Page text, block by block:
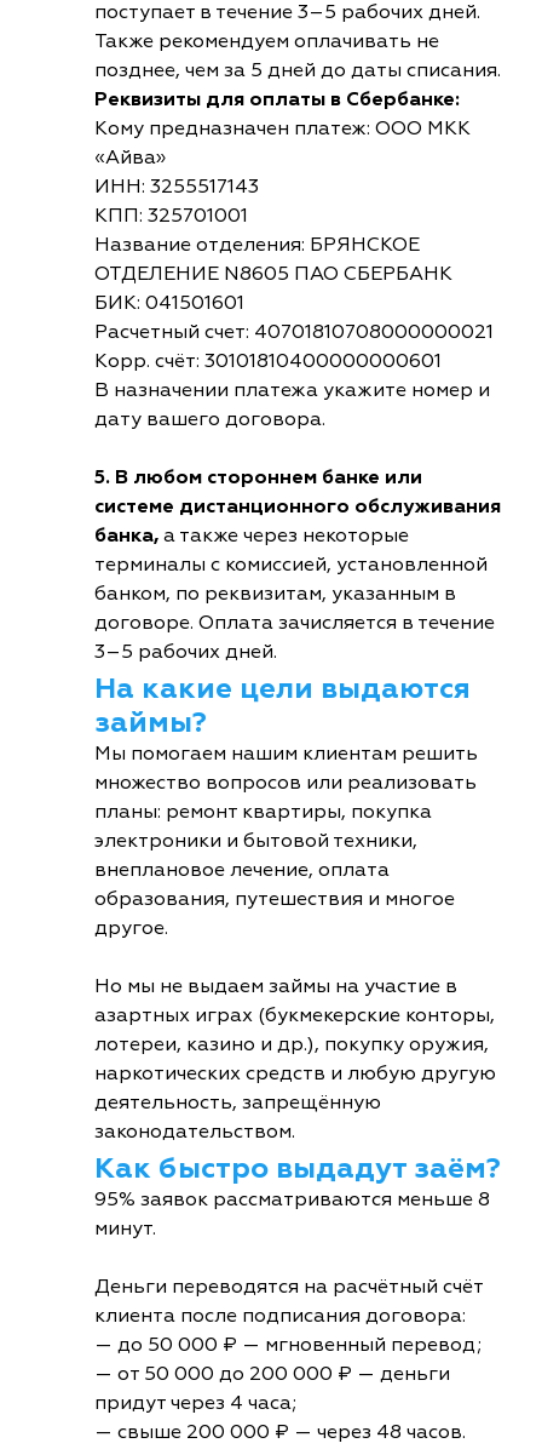
поступает в течение 3–5 рабочих дней.
Также рекомендуем оплачивать не
позднее, чем за 5 дней до даты списания.
Реквизиты для оплаты в Сбербанке:
Кому предназначен платеж: ООО МКК
«Айва»
ИНН: 3255517143
КПП: 325701001
Название отделения: БРЯНСКОЕ
ОТДЕЛЕНИЕ N8605 ПАО СБЕРБАНК
БИК: 041501601
Расчетный счет: 40701810708000000021
Корр. счёт: 30101810400000000601
В назначении платежа укажите номер и
дату вашего договора.
5. В любом стороннем банке или
системе дистанционного обслуживания
банка, а также через некоторые
терминалы с комиссией, установленной
банком, по реквизитам, указанным в
договоре. Оплата зачисляется в течение
3–5 рабочих дней.
На какие цели выдаются
займы?
Мы помогаем нашим клиентам решить
множество вопросов или реализовать
планы: ремонт квартиры, покупка
электроники и бытовой техники,
внеплановое лечение, оплата
образования, путешествия и многое
другое.
Но мы не выдаем займы на участие в
азартных играх (букмекерские конторы,
лотереи, казино и др.), покупку оружия,
наркотических средств и любую другую
деятельность, запрещённую
законодательством.
Как быстро выдадут заём?
95% заявок рассматриваются меньше 8
минут.
Деньги переводятся на расчётный счёт
клиента после подписания договора:
— до 50 000 ₽ — мгновенный перевод;
— от 50 000 до 200 000 ₽ — деньги
придут через 4 часа;
— свыше 200 000 ₽ — через 48 часов.